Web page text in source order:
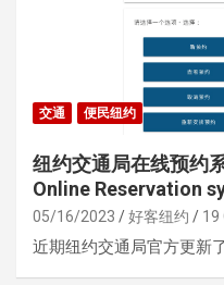
交通 便民纽约
纽约交通局在线预约
Online Reservation
05/16/2023 好客纽约 19
近期纽约交通局官方更新